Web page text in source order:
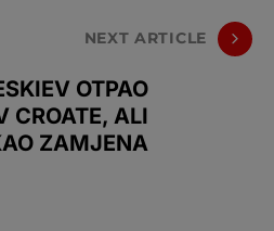
NEXT ARTICLE
OTPAO
CROATE, ALI
ZAMJENA